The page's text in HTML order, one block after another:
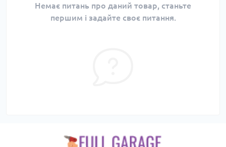
Немає питань про даний товар, станьте
першим і задайте своє питання.